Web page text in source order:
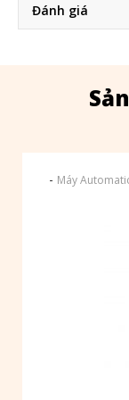
Đánh giá
- Máy